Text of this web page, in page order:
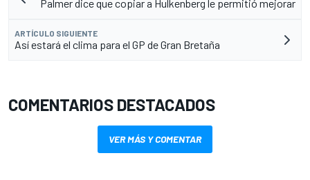
Palmer dice que copiar a Hulkenberg le permitió mejorar
ARTÍCULO SIGUIENTE
Así estará el clima para el GP de Gran Bretaña
COMENTARIOS DESTACADOS
VER MÁS Y COMENTAR